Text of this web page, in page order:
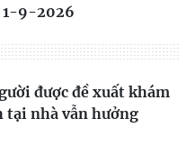
1-9-2026
được đề xuất khám
tại nhà vẫn hưởng